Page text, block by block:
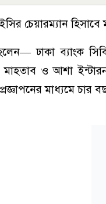
চেয়ারম্যান
ঢাকা ব্যাংক
মাহতাব ও আশা
মাধ্যমে চার